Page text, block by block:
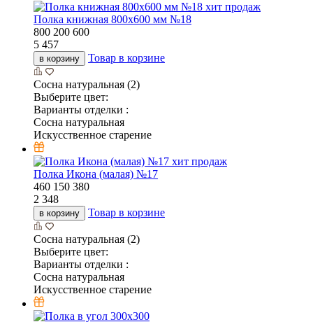
хит продаж
Полка книжная 800х600 мм №18
800 200 600
5 457
в корзину Товар в корзине
Сосна натуральная (2)
Выберите цвет:
Варианты отделки :
Сосна натуральная
Искусственное старение
хит продаж
Полка Икона (малая) №17
460 150 380
2 348
в корзину Товар в корзине
Сосна натуральная (2)
Выберите цвет:
Варианты отделки :
Сосна натуральная
Искусственное старение